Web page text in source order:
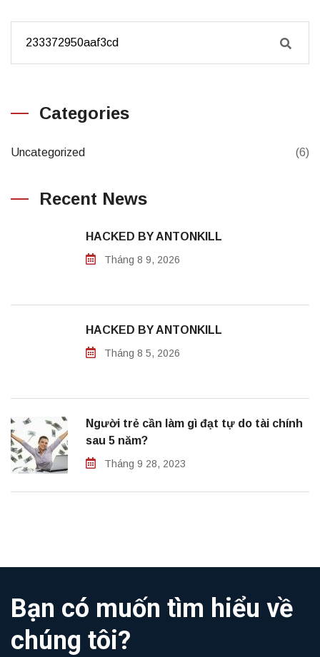
Categories
Uncategorized (6)
Recent News
HACKED BY ANTONKILL
Tháng 8 9, 2026
HACKED BY ANTONKILL
Tháng 8 5, 2026
Người trẻ cần làm gì đạt tự do tài chính
sau 5 năm?
Tháng 9 28, 2023
Bạn có muốn tìm hiểu về
chúng tôi?